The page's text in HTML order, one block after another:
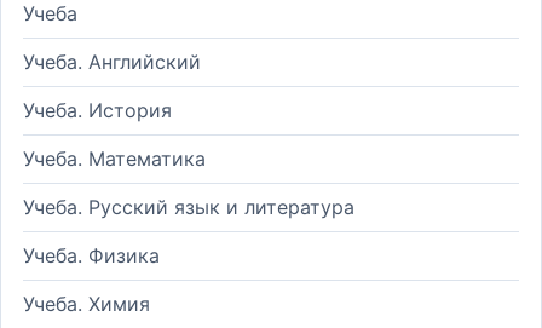
Учеба
Учеба. Английский
Учеба. История
Учеба. Математика
Учеба. Русский язык и литература
Учеба. Физика
Учеба. Химия